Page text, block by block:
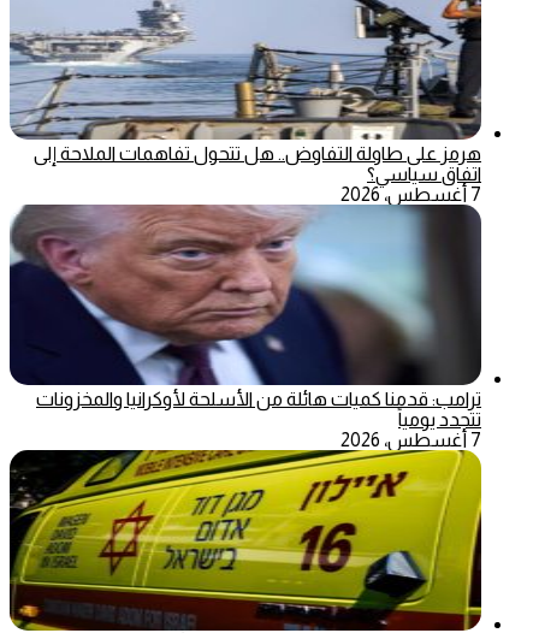
هرمز على طاولة التفاوض.. هل تتحول تفاهمات الملاحة إلى
اتفاق سياسي؟
7 أغسطس، 2026
ترامب: قدمنا كميات هائلة من الأسلحة لأوكرانيا والمخزونات
تتجدد يومياً
7 أغسطس، 2026